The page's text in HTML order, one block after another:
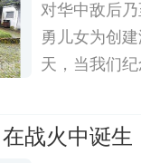
对华中敌后
勇儿女为创
天，当我们
战胜邪恶的
战火中诞生